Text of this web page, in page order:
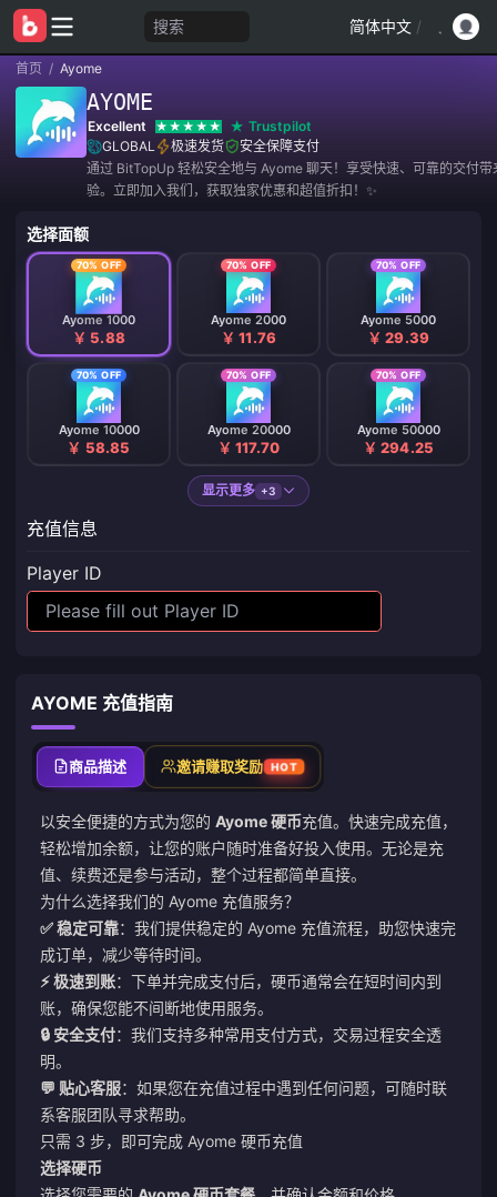
搜索 简体中文 /
首页 / Ayome
AYOME
Excellent
Trustpilot
GLOBAL
极速发货
安全保障支付
通过 BitTopUp 轻松安全地与 Ayome 聊天！享受快速、可靠的交付带
验。立即加入我们，获取独家优惠和超值折扣！✨
选择面额
70% OFF
Ayome 1000
￥ 5.88
70% OFF
Ayome 2000
￥ 11.76
70% OFF
Ayome 5000
￥ 29.39
70% OFF
Ayome 10000
￥ 58.85
70% OFF
Ayome 20000
￥ 117.70
70% OFF
Ayome 50000
￥ 294.25
显示更多 +3
充值信息
Player ID
AYOME 充值指南
商品描述 邀请赚取奖励 HOT
以安全便捷的方式为您的 Ayome 硬币充值。快速完成充值，
轻松增加余额，让您的账户随时准备好投入使用。无论是充
值、续费还是参与活动，整个过程都简单直接。
为什么选择我们的 Ayome 充值服务？
✅ 稳定可靠：我们提供稳定的 Ayome 充值流程，助您快速完
成订单，减少等待时间。
⚡ 极速到账：下单并完成支付后，硬币通常会在短时间内到
账，确保您能不间断地使用服务。
🔒 安全支付：我们支持多种常用支付方式，交易过程安全透
明。
💬 贴心客服：如果您在充值过程中遇到任何问题，可随时联
系客服团队寻求帮助。
只需 3 步，即可完成 Ayome 硬币充值
选择硬币